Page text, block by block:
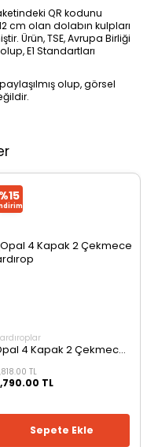
QR kodunu
cm olan dolabın kulpları
Ürün, TSE, Avrupa Birliği
E1 Standartları
olup, görsel
%15
Opal 4 Kapak 2 Çekmece Gardırop
TL
TL
Sepete Ekle